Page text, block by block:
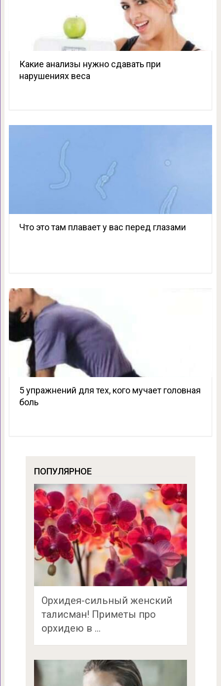
Какие анализы нужно сдавать при
нарушениях веса
Что это там плавает у вас перед глазами
5 упражнений для тех, кого мучает головная
боль
ПОПУЛЯРНОЕ
Орхидея-сильный женский
талисман! Приметы про
орхидею в …